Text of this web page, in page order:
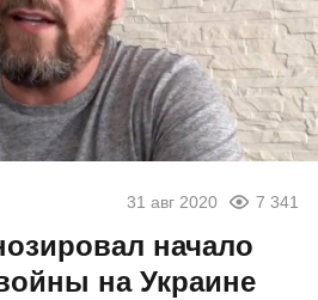
31 авг 2020 7 341
начало
на Украине